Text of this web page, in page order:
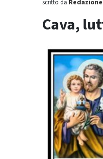
scritto da
Cava,